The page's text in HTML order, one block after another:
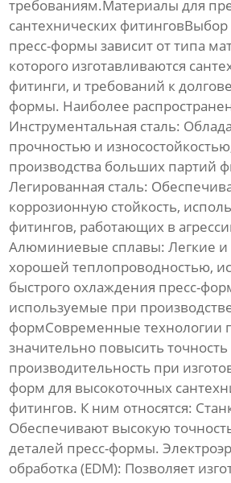
требованиям.Материалы для
сантехнических
пресс-формы зависит от типа
которого изготавливаются
фитинги, и требований к
формы. Наиболее
Инструментальная сталь:
прочностью и
производства больших партий
Легированная сталь:
коррозионную стойкость,
фитингов, работающих в
Алюминиевые сплавы: Легкие
хорошей теплопроводностью,
быстрого охлаждения пресс-
используемые при
формСовременные технологии
значительно повысить точность
производительность при
форм для высокоточных
фитингов. К ним относятся:
Обеспечивают высокую
деталей пресс-формы.
обработка (EDM): Позволяет